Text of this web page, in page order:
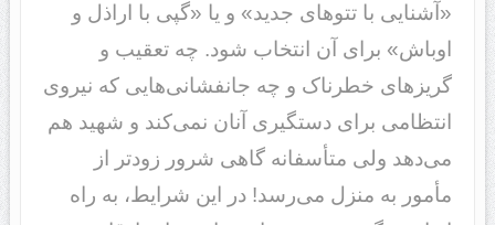
«آشنایی با تتوهای جدید» و یا «گپی با اراذل و
اوباش» برای آن انتخاب شود. چه تعقیب و
گریزهای خطرناک و چه جانفشانی‌هایی که نیروی
انتظامی برای دستگیری آنان نمی‌کند و شهید هم
می‌دهد ولی متأسفانه گاهی شرور زودتر از
مأمور به منزل می‌رسد! در این شرایط، به راه